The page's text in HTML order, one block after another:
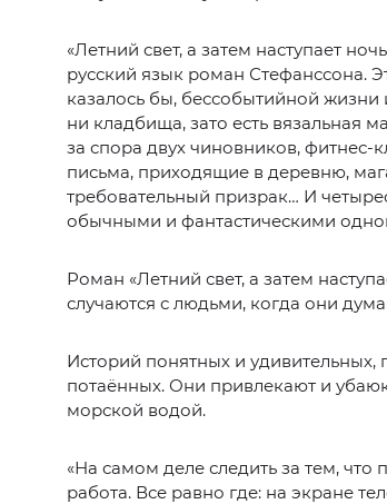
«Летний свет, а затем наступает
русский язык роман Стефанссона.
казалось бы, бессобытийной
ни кладбища, зато есть вязальная
за спора двух чиновников, фитнес-
письма, приходящие в деревню,
требовательный призрак… И
обычными и фантастическими
Роман «Летний свет, а затем
случаются с людьми, когда они
Историй понятных и удивительных,
потаённых. Они привлекают и
морской водой.
«На самом деле следить за тем,
работа. Все равно где: на экране